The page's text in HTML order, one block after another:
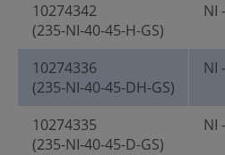
10274342
(235-NI-40-45-H-GS)
NI
10274336
(235-NI-40-45-DH-GS)
NI
10274335
(235-NI-40-45-D-GS)
NI